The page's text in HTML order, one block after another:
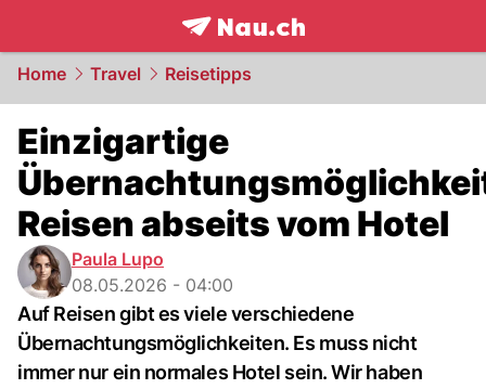
frontpage.NAU.ch
Home Travel Reisetipps
Einzigartige
Reisen abseits vom Hotel
Paula Lupo
08.05.2026 - 04:00
Auf Reisen gibt es viele verschiedene
Übernachtungsmöglichkeiten. Es muss nicht
immer nur ein normales Hotel sein. Wir haben